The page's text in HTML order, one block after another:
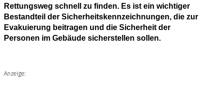
Rettungsweg schnell zu finden. Es ist ein wichtiger
Bestandteil der Sicherheitskennzeichnungen, die zur
Evakuierung beitragen und die Sicherheit der
Personen im Gebäude sicherstellen sollen.
Anzeige: